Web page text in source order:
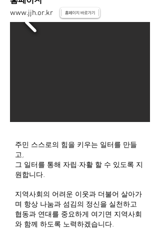
www.jjh.or.kr
주민 스스로의 힘을 키우는 일터를 만들
고,
그 일터를 통해 자립·자활 할 수 있도록 지
원합니다.
지역사회의 어려운 이웃과 더불어 살아가
며 항상 나눔과 섬김의 정신을 실천하고
협동과 연대를 중요하게 여기면 지역사회
와 함께 하도록 노력하겠습니다.